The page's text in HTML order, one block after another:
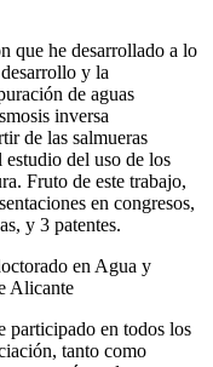
que he desarrollado a lo
y la
de aguas
inversa
de las salmueras
estudio del uso de los
Fruto de este trabajo,
en congresos,
y 3 patentes.
en Agua y
Alicante
participado en todos los
tanto como